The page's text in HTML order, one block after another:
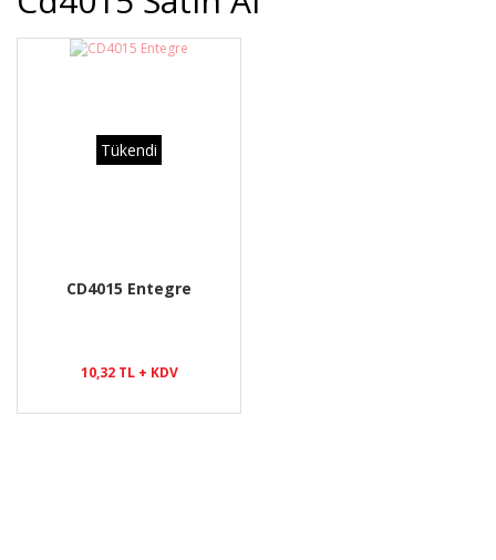
Tükendi
CD4015 Entegre
10,32 TL + KDV